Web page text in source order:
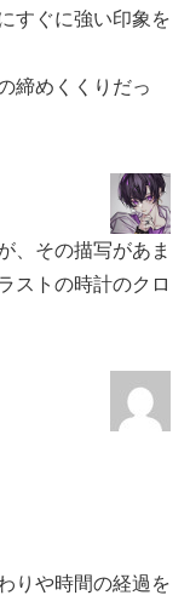
すぐに強い印象を
締めくくりだっ
、その描写があま
ストの時計のクロ
りや時間の経過を